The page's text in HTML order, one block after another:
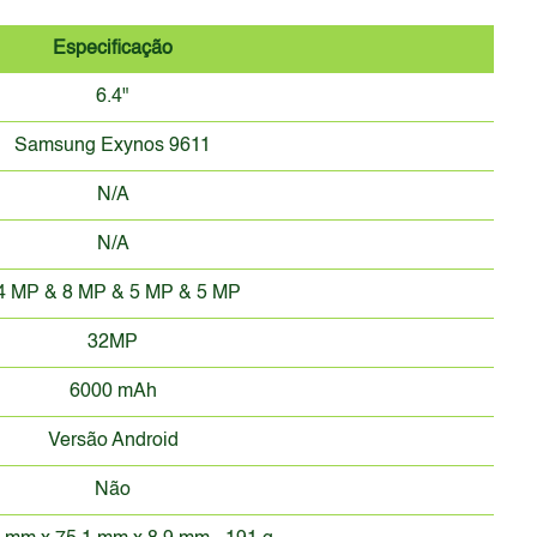
Especificação
6.4"
Samsung Exynos 9611
N/A
N/A
MP & 8 MP & 5 MP & 5 MP
32MP
6000 mAh
Versão Android
Não